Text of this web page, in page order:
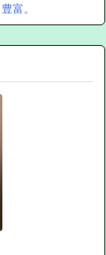
富。